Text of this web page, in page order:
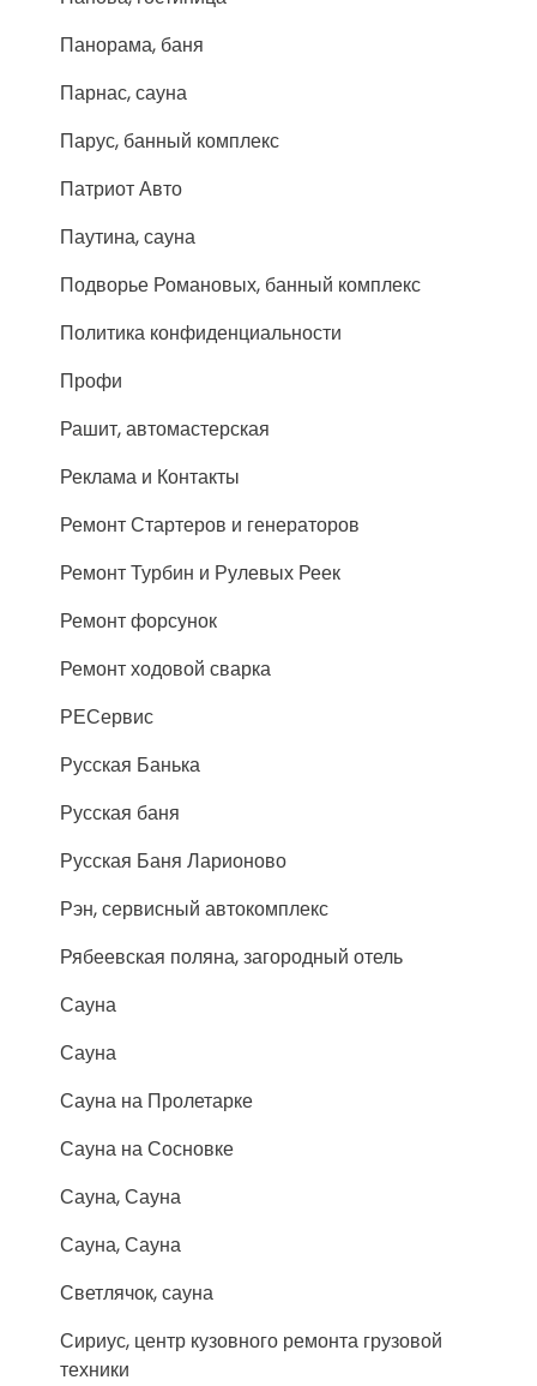
Панорама, баня
Парнас, сауна
Парус, банный комплекс
Патриот Авто
Паутина, сауна
Подворье Романовых, банный комплекс
Политика конфиденциальности
Профи
Рашит, автомастерская
Реклама и Контакты
Ремонт Стартеров и генераторов
Ремонт Турбин и Рулевых Реек
Ремонт форсунок
Ремонт ходовой сварка
РЕСервис
Русская Банька
Русская баня
Русская Баня Ларионово
Рэн, сервисный автокомплекс
Рябеевская поляна, загородный отель
Сауна
Сауна
Сауна на Пролетарке
Сауна на Сосновке
Сауна, Сауна
Сауна, Сауна
Светлячок, сауна
Сириус, центр кузовного ремонта грузовой
техники